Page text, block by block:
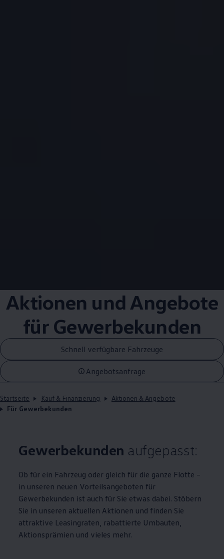
Aktionen und Angebote
für Gewerbekunden
Schnell verfügbare Fahrzeuge
Angebotsanfrage
Startseite Kauf & Finanzierung
Aktionen & Angebote
Für Gewerbekunden
Gewerbekunden aufgepasst:
Ob für ein Fahrzeug oder gleich für die ganze Flotte –
in unseren neuen Vorteilsangeboten für
Gewerbekunden ist auch für Sie etwas dabei. Stöbern
Sie in unseren aktuellen Aktionen und finden Sie
attraktive Leasingraten, rabattierte Umbauten,
Aktionsprämien und vieles mehr.